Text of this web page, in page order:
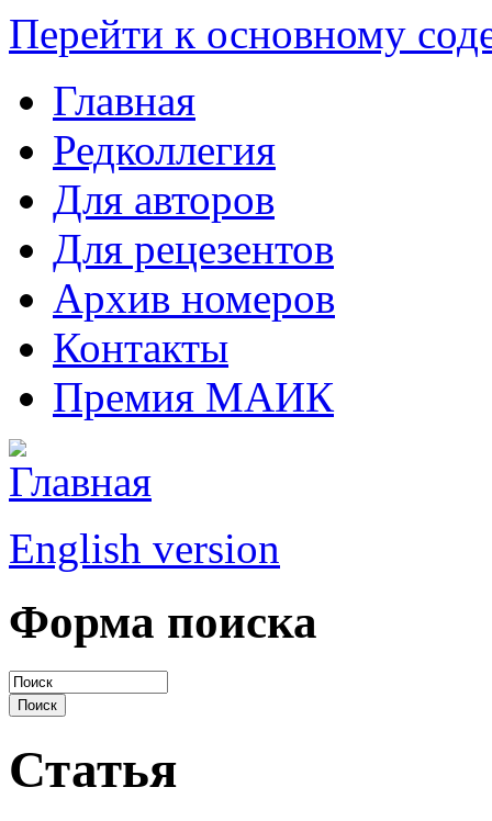
Перейти к основному
Главная
Редколлегия
Для авторов
Для рецезентов
Архив номеров
Контакты
Премия МАИК
English version
Форма поиска
Статья